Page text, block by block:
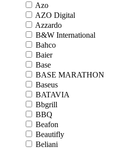
Azo
AZO Digital
Azzardo
B&W International
Bahco
Baier
Base
BASE MARATHON
Baseus
BATAVIA
Bbgrill
BBQ
Beafon
Beautifly
Beliani